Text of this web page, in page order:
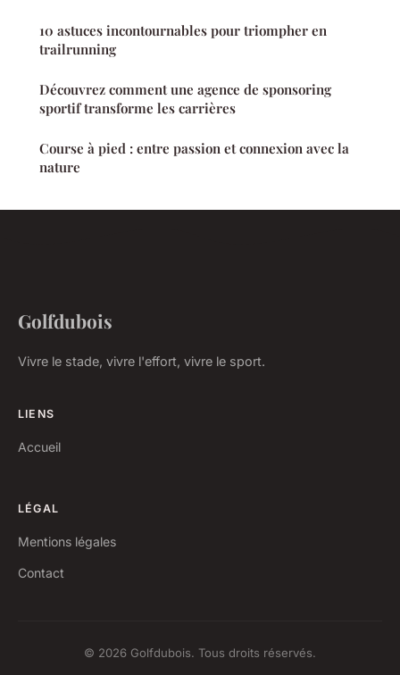
10 astuces incontournables pour triompher en
trailrunning
Découvrez comment une agence de sponsoring
sportif transforme les carrières
Course à pied : entre passion et connexion avec la
nature
Golfdubois
Vivre le stade, vivre l'effort, vivre le sport.
LIENS
Accueil
LÉGAL
Mentions légales
Contact
© 2026 Golfdubois. Tous droits réservés.